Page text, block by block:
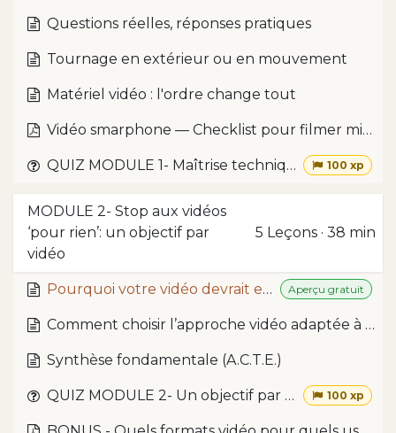
Questions réelles, réponses pratiques
Tournage en extérieur ou en mouvement
Matériel vidéo : l'ordre change tout
Vidéo smarphone — Checklist pour filmer mieux
QUIZ MODULE 1- Maîtrise technique smartphone 100 xp
MODULE 2- Stop aux vidéos
‘pour rien’: un objectif par
vidéo
5 Leçons · 38 min
Pourquoi votre vidéo devrait exister ? Aperçu gratuit
Comment choisir l’approche vidéo adaptée à son objectif ?
Synthèse fondamentale (A.C.T.E.)
QUIZ MODULE 2- Un objectif par vidéo 100 xp